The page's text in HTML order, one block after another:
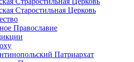
Старостильная Церковь
Православие
Патриархат